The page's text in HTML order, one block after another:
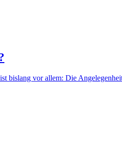
bislang vor allem: Die